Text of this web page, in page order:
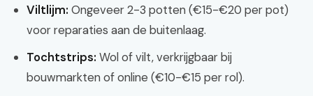
Viltlijm: Ongeveer 2-3 potten (€15-€20 per pot)
voor reparaties aan de buitenlaag.
Tochtstrips: Wol of vilt, verkrijgbaar bij
bouwmarkten of online (€10-€15 per rol).